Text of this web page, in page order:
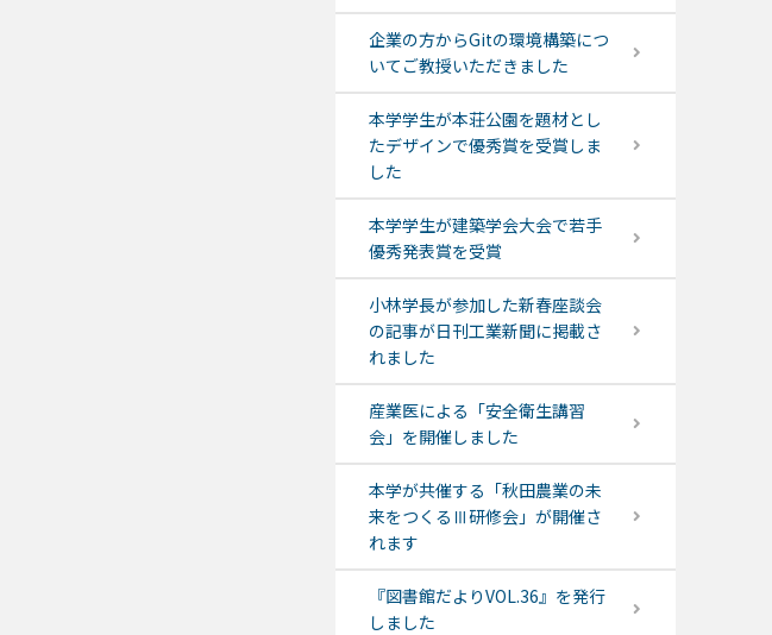
企業の方からGitの環境構築につ
いてご教授いただきました
本学学生が本荘公園を題材とし
たデザインで優秀賞を受賞しま
した
本学学生が建築学会大会で若手
優秀発表賞を受賞
小林学長が参加した新春座談会
の記事が日刊工業新聞に掲載さ
れました
産業医による「安全衛生講習
会」を開催しました
本学が共催する「秋田農業の未
来をつくるⅢ研修会」が開催さ
れます
『図書館だよりVOL.36』を発行
しました